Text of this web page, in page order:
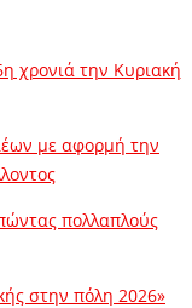
χρονιά την Κυριακή
με αφορμή την
πολλαπλούς
στην πόλη 2026»